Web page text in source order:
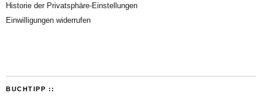
Historie der Privatsphäre-Einstellungen
Einwilligungen widerrufen
BUCHTIPP ::